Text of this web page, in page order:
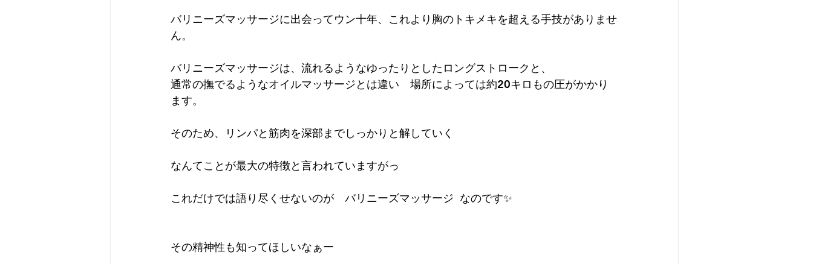
プライベート
バリニーズマッサージに出会ってウン十年、これより胸のトキメキを超える手技がありませ
ん。
バリニーズマッサージは、流れるようなゆったりとしたロングストロークと、
通常の撫でるようなオイルマッサージとは違い　場所によっては約20キロもの圧がかかり
ます。
そのため、リンパと筋肉を深部までしっかりと解していく
なんてことが最大の特徴と言われていますがっ
これだけでは語り尽くせないのが　バリニーズマッサージ  なのです✨
その精神性も知ってほしいなぁー